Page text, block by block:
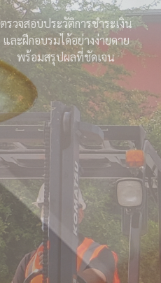
ตรวจสอบประวัติการชำระเงิน
และฝึกอบรมได้อย่างง่ายดาย
พร้อมสรุปผลที่ชัดเจน